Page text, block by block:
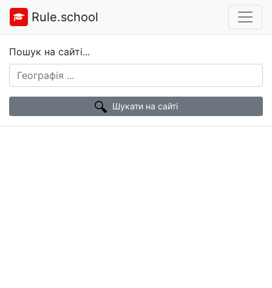
Rule.school
Пошук на сайті...
Шукати на сайті